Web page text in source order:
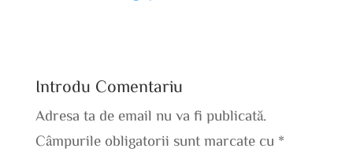
Introdu Comentariu
Adresa ta de email nu va fi publicată.
Câmpurile obligatorii sunt marcate cu *